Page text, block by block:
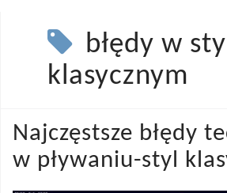
błędy w
klasycznym
Najczęstsze błędy
w pływaniu-styl